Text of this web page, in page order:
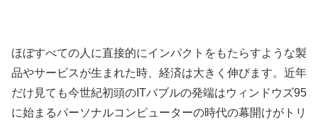
ほぼすべての人に直接的にインパクトをもたらすような製
品やサービスが生まれた時、経済は大きく伸びます。近年
だけ見ても今世紀初頭のITバブルの発端はウィンドウズ95
に始まるパーソナルコンピューターの時代の幕開けがトリ